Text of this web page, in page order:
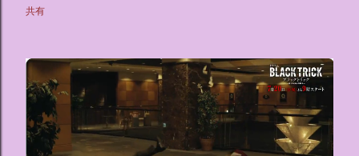
共有